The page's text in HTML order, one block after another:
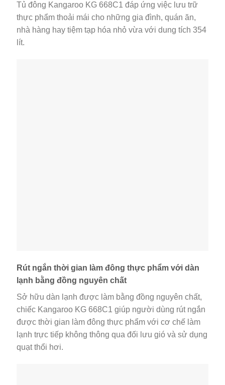
Tủ đông Kangaroo KG 668C1 đáp ứng việc lưu trữ
thực phẩm thoải mái cho những gia đình, quán ăn,
nhà hàng hay tiệm tạp hóa nhỏ vừa với dung tích 354
lít.
Rút ngắn thời gian làm đông thực phẩm với dàn
lạnh bằng đồng nguyên chất
Sở hữu dàn lạnh được làm bằng đồng nguyên chất,
chiếc Kangaroo KG 668C1 giúp người dùng rút ngắn
được thời gian làm đông thực phẩm với cơ chế làm
lạnh trực tiếp không thông qua đối lưu gió và sử dụng
quạt thổi hơi.